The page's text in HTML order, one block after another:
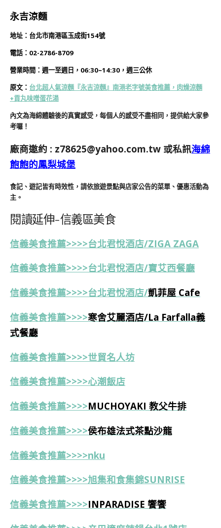
永吉涼麵
地址：台北市南港區玉成街154號
電話：02-2786-8709
營業時間：週一至週日，06:30~14:30，週三公休
原文： 台北超人氣涼麵『永吉涼麵』南港老字號美食推薦，肉燥涼麵
+貢丸味噌蛋花湯
內文為海綿體驗後的真實感受，每個人的感受不盡相同，提供給大家參
考囉！
廠商邀約 : z78625@yahoo.com.tw 或私訊海綿
飽飽的鳳梨城堡
食記、遊記皆有時效性，請依旅遊景點與店家公告的菜單、優惠活動為
主。
閱讀延伸-信義區美食
信義美食推薦>>>>台北君悅酒店/ZIGA ZAGA
信義美食推薦>>>>台北君悅酒店/寶艾西餐廳
信義美食推薦>>>>台北君悅酒店/凱菲屋 Cafe
信義美食推薦>>>>寒舍艾麗酒店/La Farfalla義
式餐廳
信義美食推薦>>>>世貿名人坊
信義美食推薦>>>>心潮飯店
信義美食推薦>>>>MUCHOYAKI 教父牛排
信義美食推薦>>>>侯布雄法式茶點沙龍
信義美食推薦>>>>nku
信義美食推薦>>>>旭集和食集錦SUNRISE
信義美食推薦>>>>INPARADISE 饗饗